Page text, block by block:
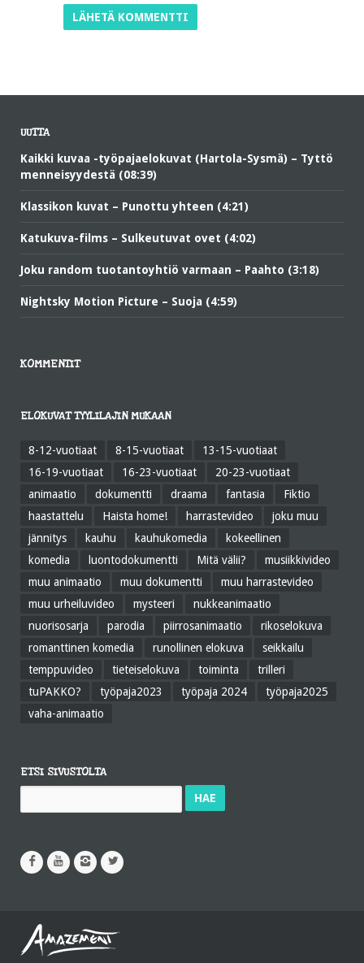
UUTTA
Kaikki kuvaa -työpajaelokuvat (Hartola-Sysmä) – Tyttö
menneisyydestä (08:39)
Klassikon kuvat – Punottu yhteen (4:21)
Katukuva-films – Sulkeutuvat ovet (4:02)
Joku random tuotantoyhtiö varmaan – Paahto (3:18)
Nightsky Motion Picture – Suoja (4:59)
KOMMENTIT
ELOKUVAT TYYLILAJIN MUKAAN
8-12-vuotiaat 8-15-vuotiaat
13-15-vuotiaat
16-19-vuotiaat
16-23-vuotiaat
20-23-vuotiaat
animaatio
dokumentti draama fantasia
Fiktio
haastattelu
Haista home! harrastevideo
joku muu
jännitys
kauhu kauhukomedia
kokeellinen
komedia
luontodokumentti Mitä välii?
musiikkivideo
muu animaatio
muu dokumentti
muu harrastevideo
muu urheiluvideo
mysteeri
nukkeanimaatio
nuorisosarja
parodia piirrosanimaatio
rikoselokuva
romanttinen komedia
runollinen elokuva
seikkailu
temppuvideo
tieteiselokuva toiminta
trilleri
tuPAKKO?
työpaja2023 työpaja 2024
työpaja2025
vaha-animaatio
ETSI SIVUSTOLTA